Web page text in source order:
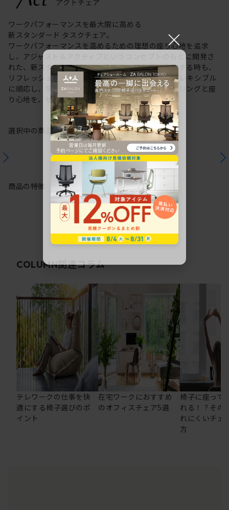
ワークパフォーマンスを最大限に高める
新スタンダード タスクチェア。
ワークパフォーマンスを高めるための理想の座り心地を追求
し、アジャスト＆アクティブというコンセプトのもとに開発さ
れた、新スタンダードのタスクチェア。作業に集中する時も、
リフレッシュする時も、座る姿勢や身体の動きにフレキシブル
に順応し、快適にサポートします。新感覚のスタイリングと座
り心地を、ぜひご体感ください。
選択中の商品情報保証注意事項
商品の特徴
COLUMN関連コラム
テレワークの仕事を快
適にする椅子選びのポ
イント
在宅ワークにおすすめ
のオフィスチェア5選
椅子に座って
れる！？その
れにくいチェ
方
×